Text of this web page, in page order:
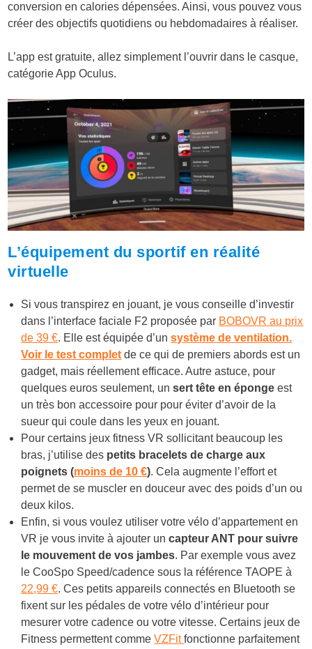
conversion en calories dépensées. Ainsi, vous pouvez vous
créer des objectifs quotidiens ou hebdomadaires à réaliser.
L’app est gratuite, allez simplement l’ouvrir dans le casque,
catégorie App Oculus.
L’équipement du sportif en réalité
virtuelle
Si vous transpirez en jouant, je vous conseille d’investir
dans l’interface faciale F2 proposée par BOBOVR au prix
de 39 €. Elle est équipée d’unsystème de ventilation.
Voir le test complet de ce qui de premiers abords est un
gadget, mais réellement efficace. Autre astuce, pour
quelques euros seulement, unsert tête en éponge est
un très bon accessoire pour pour éviter d’avoir de la
sueur qui coule dans les yeux en jouant.
Pour certains jeux fitness VR sollicitant beaucoup les
bras, j’utilise des petits bracelets de charge aux
poignets (moins de 10 €). Cela augmente l’effort et
permet de se muscler en douceur avec des poids d’un ou
deux kilos.
Enfin, si vous voulez utiliser votre vélo d’appartement en
VR je vous invite à ajouter uncapteur ANT pour suivre
le mouvement de vos jambes. Par exemple vous avez
le CooSpo Speed/cadence sous la référence TAOPE à
22,99 €. Ces petits appareils connectés en Bluetooth se
fixent sur les pédales de votre vélo d’intérieur pour
mesurer votre cadence ou votre vitesse. Certains jeux de
Fitness permettent commeVZFitfonctionne parfaitement